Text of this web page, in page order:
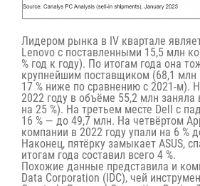
Лидером рынка в IV квартале
Lenovo с поставленными 15,5 млн
% год к году). По итогам года она
крупнейшим поставщиком (68,1 млн
17 % ниже по сравнению с 2021-м).
2022 году в объёме 55,2 млн заняла
на 25 %). На третьем месте Dell с
16 % — до 49,7 млн. На четвёртом
компании в 2022 году упали на 6 %
Наконец, пятёрку замыкает ASUS,
итогам года составил всего 4 %.
Похожие данные представила и
Data Corporation (IDC), чей